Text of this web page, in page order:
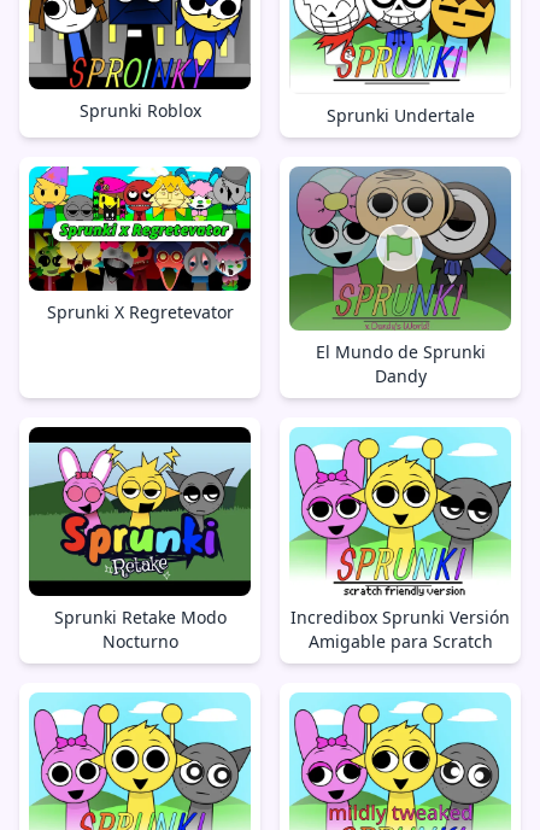
Sprunki Roblox Sprunki Undertale
Sprunki X Regretevator
El Mundo de Sprunki
Dandy
Sprunki Retake Modo
Nocturno
Incredibox Sprunki Versión
Amigable para Scratch